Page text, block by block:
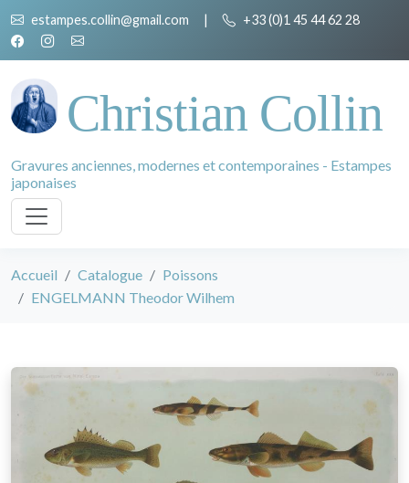
estampes.collin@gmail.com | +33 (0)1 45 44 62 28
Christian Collin
Gravures anciennes, modernes et contemporaines - Estampes
japonaises
Accueil Catalogue
Poissons
ENGELMANN Theodor Wilhem